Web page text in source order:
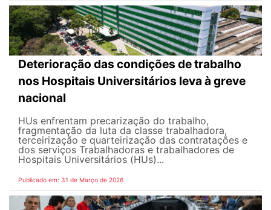
Deterioração das condições de trabalho
nos Hospitais Universitários leva à greve
nacional
HUs enfrentam precarização do trabalho,
fragmentação da luta da classe trabalhadora,
terceirização e quarteirização das contratações e
dos serviços Trabalhadoras e trabalhadores de
Hospitais Universitários (HUs)...
Publicado em: 31 de Março de 2026